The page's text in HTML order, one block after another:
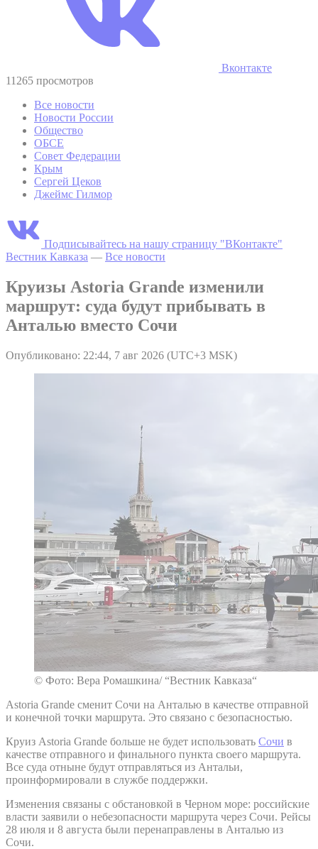
Вконтакте
11265 просмотров
Все новости
Новости России
Общество
ОБСЕ
Совет Федерации
Крым
Сергей Цеков
Джеймс Гилмор
Подписывайтесь на нашу страницу "ВКонтакте"
Вестник Кавказа — Все новости
Круизы Astoria Grande изменили
маршрут: суда будут прибывать в
Анталью вместо Сочи
Опубликовано: 22:44, 7 авг 2026 (UTC+3 MSK)
© Фото: Вера Ромашкина/ “Вестник Кавказа“
Astoria Grande сменит Сочи на Анталью в качестве отправной
и конечной точки маршрута. Это связано с безопасностью.
Круиз Astoria Grande больше не будет использовать Сочи в
качестве отправного и финального пункта своего маршрута.
Все суда отныне будут отправляться из Антальи,
проинформировали в службе поддержки.
Изменения связаны с обстановкой в Черном море: российские
власти заявили о небезопасности маршрута через Сочи. Рейсы
28 июля и 8 августа были перенаправлены в Анталью из
Сочи.